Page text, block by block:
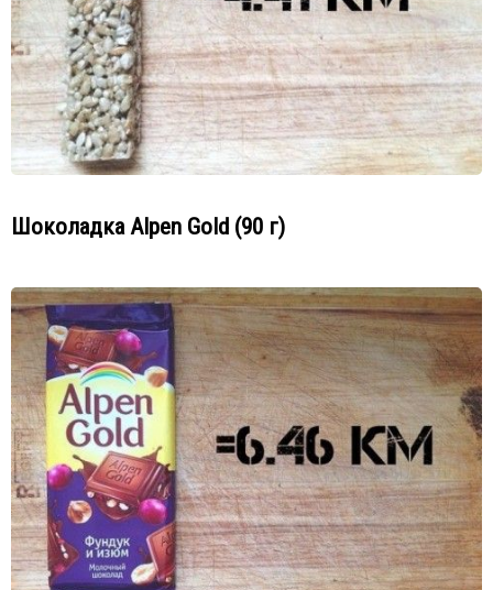
Шоколадка Alpen Gold (90 г)